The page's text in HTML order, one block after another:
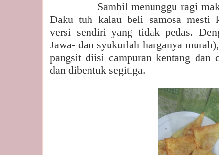
Sambil menunggu ragi
Daku tuh kalau beli samosa mesti
versi sendiri yang tidak pedas.
Jawa- dan syukurlah harganya
pangsit diisi campuran kentang dan
dan dibentuk segitiga.